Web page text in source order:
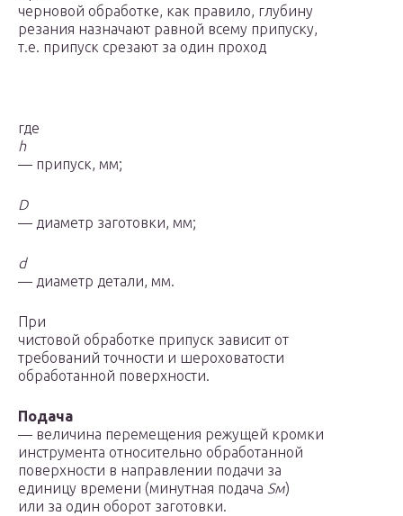
черновой обработке, как правило, глубину
резания назначают равной всему припуску,
т.е. припуск срезают за один проход
где
h
— припуск, мм;
D
— диаметр заготовки, мм;
d
— диаметр детали, мм.
При
чистовой обработке припуск зависит от
требований точности и шероховатости
обработанной поверхности.
Подача
— величина перемещения режущей кромки
инструмента относительно обработанной
поверхности в направлении подачи за
единицу времени (минутная подача Sм)
или за один оборот заготовки.